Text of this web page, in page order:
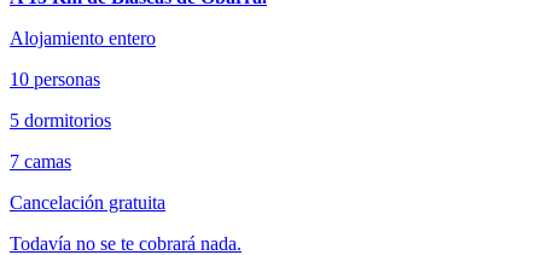
Alojamiento entero
10 personas
5 dormitorios
7 camas
Cancelación gratuita
Todavía no se te cobrará nada.